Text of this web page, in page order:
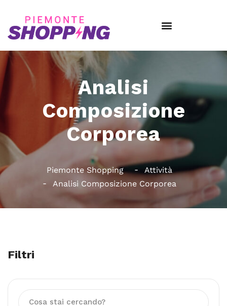
Analisi
Composizione
Corporea
Piemonte Shopping
Attività
Analisi Composizione Corporea
Filtri